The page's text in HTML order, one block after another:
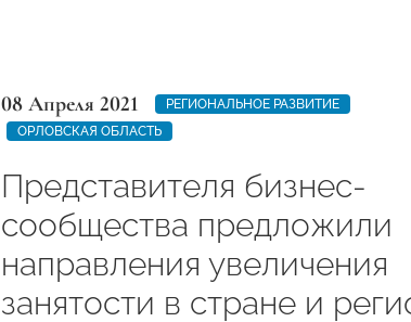
08 Апреля 2021
РЕГИОНАЛЬНОЕ РАЗВИТИЕ
ОРЛОВСКАЯ ОБЛАСТЬ
Представителя бизнес-
сообщества предложили
направления увеличения
занятости в стране и